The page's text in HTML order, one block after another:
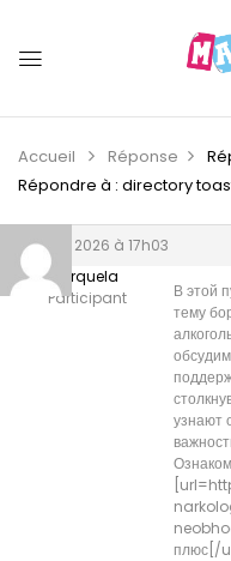
Accueil Réponse
Répondre à : directory
17 juin 2026 à 17h03
Tylerquela
Participant
В этой
тему
узнают
плюс[/